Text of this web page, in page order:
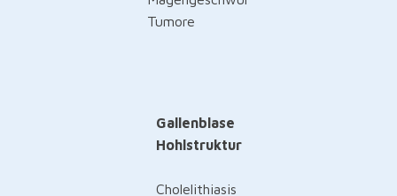
Tumore
Gallenblase
Hohlstruktur
Cholelithiasis